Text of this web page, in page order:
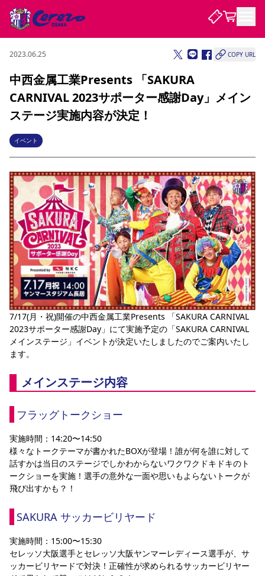
試合・チーム
試合について
試合日程 / 結果 順位表
チームについて
アカデミー ハナサカプレーヤー 歴代所属選手
観戦する
チケット
チケット情報 販売スケジュール 価格・席種 購入方法
シーズンシート 法人シーズンシート 福祉サービス 団体チケット
特定興行入場券 譲渡サービス リセールサービス
観戦ガイド
初めて観戦ガイド キッズ向けサービス グルメ
マッチデープログラム
観戦マナー&ルール
ビジターサポーター観戦ガイド 公式アプリ
スタジアム
YANMAR HANASAKA STADIUM
DAZNで観戦
DAZNで観戦
アウェイツアー
アウェイツアー
よくある質問
クラブを知る
セレッソ大阪について
クラブ紹介 沿革 シーズン記録 求人情報
サポートする
パートナー企業募集中 セレッソ大阪VISAカード サポートスタッフ
セレッソアイデアちょうだいな 応援商店街
Lise（ライセンスビジネス）
サステナビリティ
サステナビリティポリシー SDGsのゴール インパクトレポート
活動レポート SPORT POSITIVE LEAGUES 取り組み実績
スポーツクラブ
スポーツクラブ
関連団体/施設
セレッソスポーツパーク舞洲
セレッソ大阪アカデミー
子供のサッカースクール
ファンクラブ
ファンクラブ
SAKURA SOCIO SAKURA POINT Program 招待券引換方法 先行入場
まいセレチケット 会員規定 婚姻届・出生届・命名書
ニュース
ニュース
すべて チーム グッズ チケット イベント ファンクラブ
ホームタウン パートナー スポーツクラブ メディア 30周年
レディース
アカデミー
2023.06.25 COPY URL
中西金属工業Presents 「SAKURA
CARNIVAL 2023サポーター感謝Day」メイン
ステージ実施内容が決定！
イベント
7/17(月・祝)開催の中西金属工業Presents 「SAKURA CARNIVAL
2023サポーター感謝Day」にて実施予定の「SAKURA CARNIVAL
メインステージ」イベントが決定いたしましたのでご案内いたし
ます。
メインステージ内容
フラッグトークショー
実施時間：14:20〜14:50
様々なトークテーマが書かれたBOXが登場！誰が何を誰に対して
話すかは当日のステージでしかわからないワクワクドキドキのト
ークショーを実施！選手の意外な一面や思いもよらないトークが
飛び出すかも？！
SAKURA サッカービリヤード
実施時間：15:00〜15:30
セレッソ大阪選手とセレッソ大阪ヤンマーレディース選手が、サ
ッカービリヤードで対決！正確性が求められるサッカービリヤー